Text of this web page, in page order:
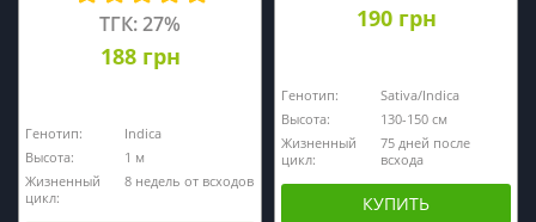
ТГК: 27%
188 грн
Генотип:
Indica
Высота:
1 м
Жизненный
цикл:
8 недель от всходов
190 грн
Генотип:
Sativa/Indica
Высота:
130-150 см
Жизненный
цикл:
75 дней после
всхода
КУПИТЬ